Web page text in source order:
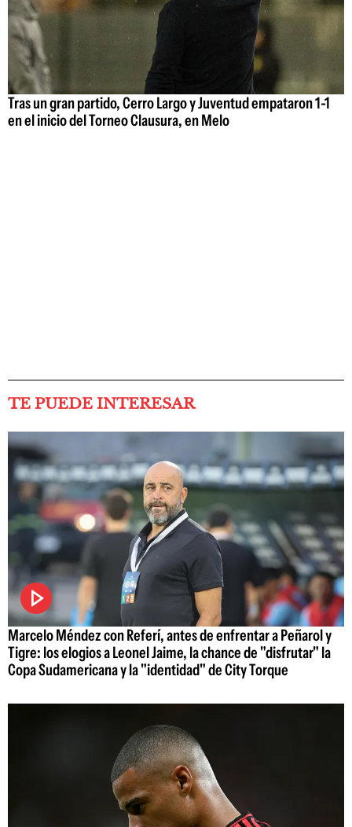
Tras un gran partido, Cerro Largo y Juventud empataron 1-1
en el inicio del Torneo Clausura, en Melo
TE PUEDE INTERESAR
Marcelo Méndez con Referí, antes de enfrentar a Peñarol y
Tigre: los elogios a Leonel Jaime, la chance de "disfrutar" la
Copa Sudamericana y la "identidad" de City Torque